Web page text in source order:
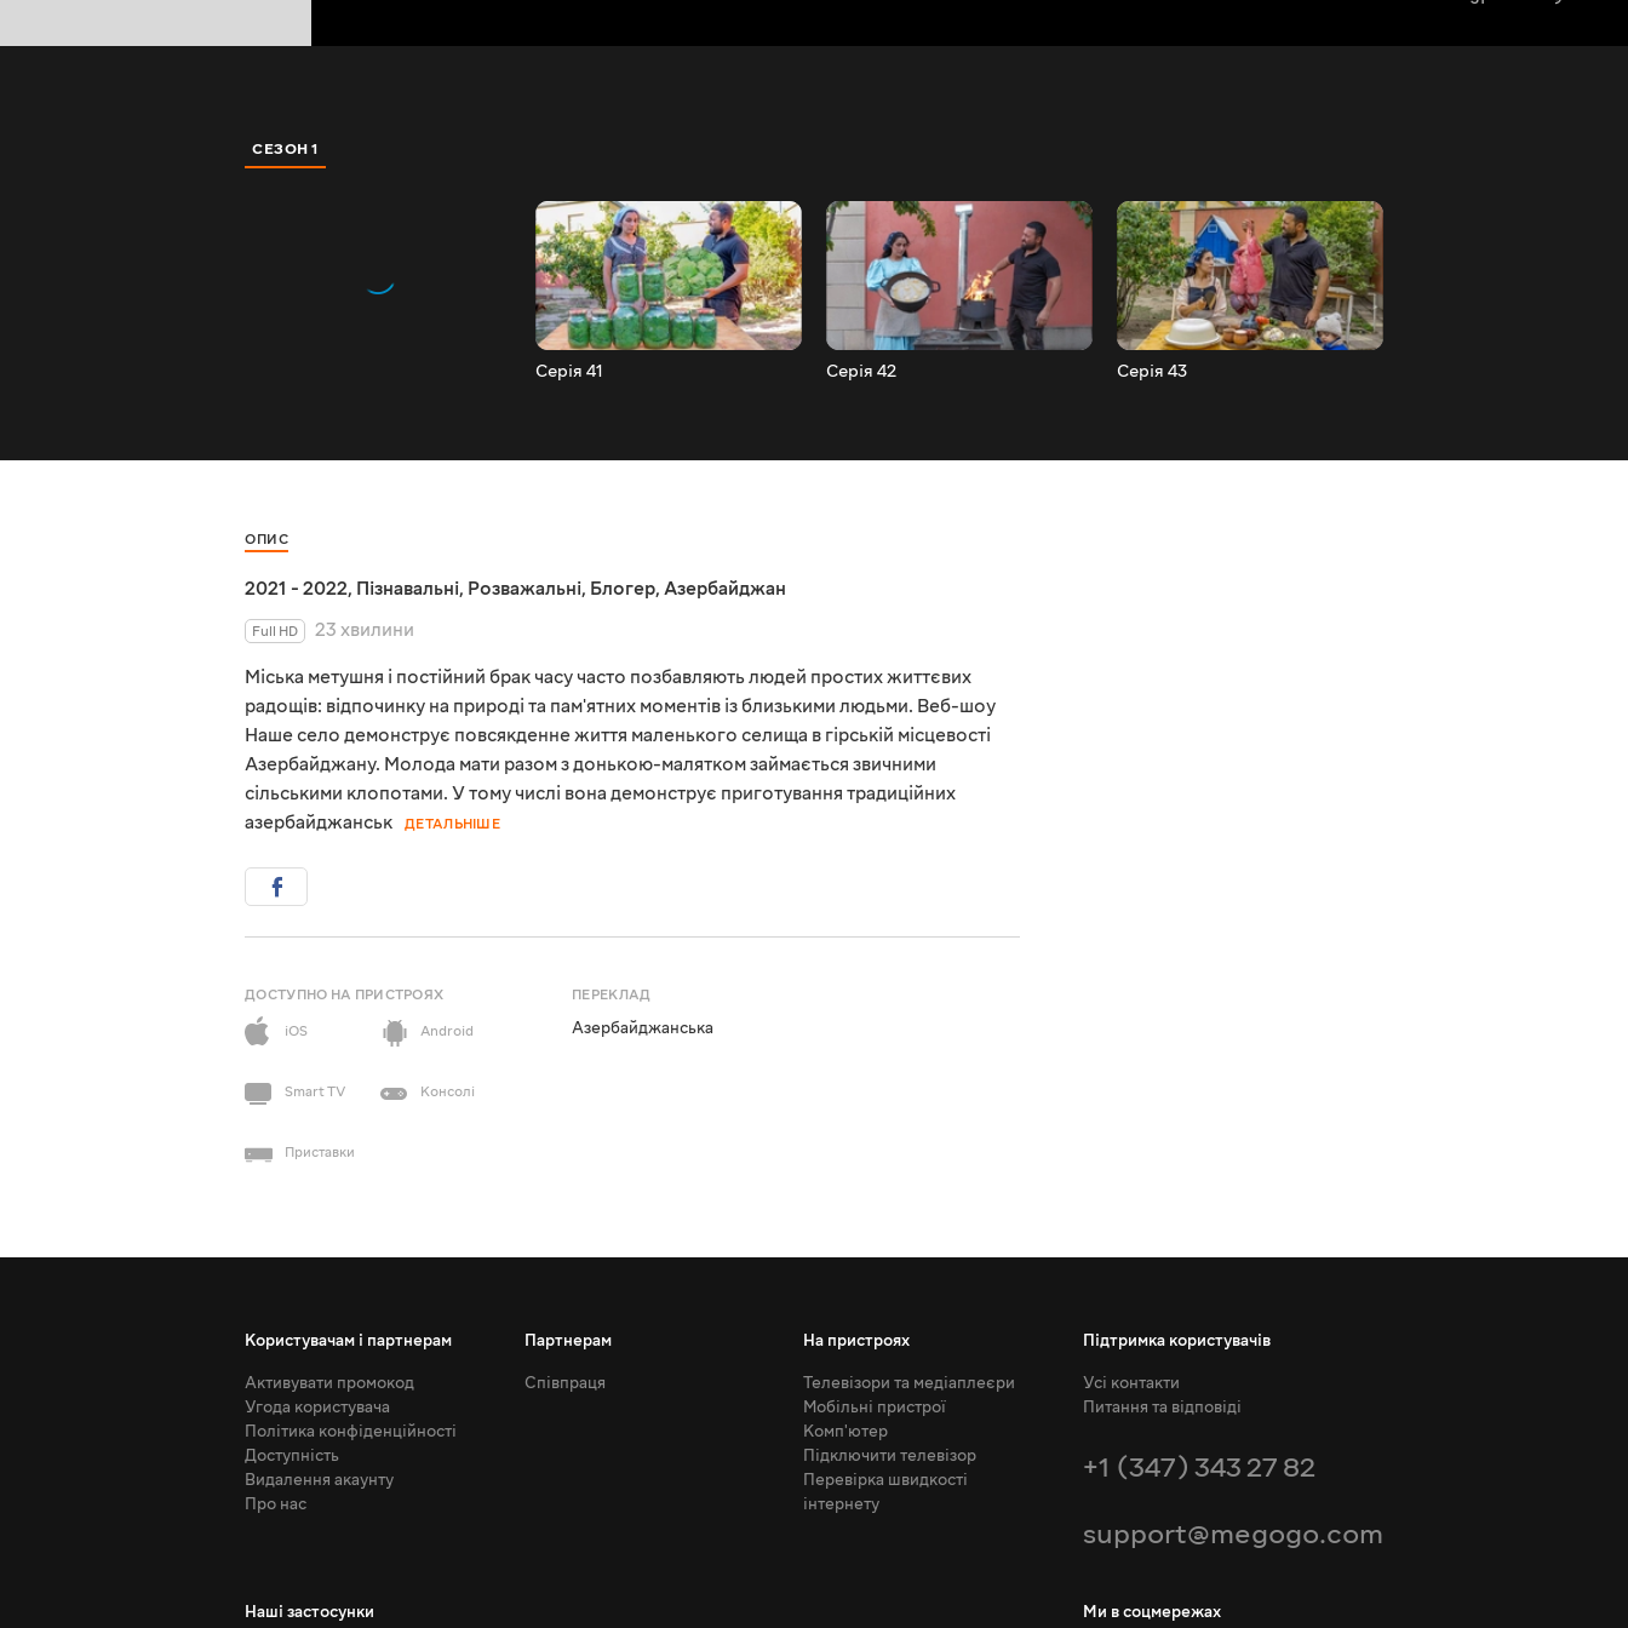
СЕЗОН 1
Серія 41 Серія 42 Серія 43
ОПИС
2021 - 2022, Пізнавальні, Розважальні, Блогер, Азербайджан
Full HD
23 хвилини
Міська метушня і постійний брак часу часто позбавляють людей простих життєвих
радощів: відпочинку на природі та пам'ятних моментів із близькими людьми. Веб-шоу
Наше село демонструє повсякденне життя маленького селища в гірській місцевості
Азербайджану. Молода мати разом з донькою-малятком займається звичними
сільськими клопотами. У тому числі вона демонструє приготування традиційних
азербайджанськ
ДЕТАЛЬНІШЕ
ДОСТУПНО НА ПРИСТРОЯХ
iOS
Android
Smart TV Консолі
Приставки
ПЕРЕКЛАД
Азербайджанська
Користувачам і партнерам
Активувати промокод
Угода користувача
Політика конфіденційності
Доступність
Видалення акаунту
Про нас
Партнерам
Співпраця
На пристроях
Телевізори та медіаплеєри
Мобільні пристрої
Комп'ютер
Підключити телевізор
Перевірка швидкості
інтернету
Підтримка користувачів
Усі контакти
Питання та відповіді
+1 (347) 343 27 82
support@megogo.com
Наші застосунки Ми в соцмережах